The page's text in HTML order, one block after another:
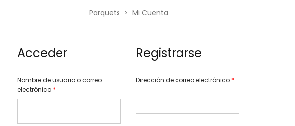
Parquets > Mi Cuenta
Acceder
Nombre de usuario o correo
electrónico *
Registrarse
Dirección de correo electrónico *